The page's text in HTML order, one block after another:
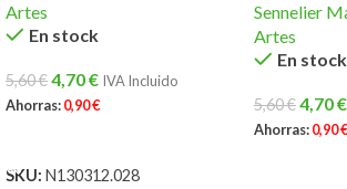
Artes
En stock
5,60€4,70€ IVA Incluido
Ahorras:0,90€
SKU: N130312.028
Sennelier
Artes
En stock
5,60€4,70€
Ahorras:0,90€